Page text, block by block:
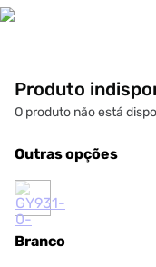
Produto
O produto não está
Outras opções
Branco